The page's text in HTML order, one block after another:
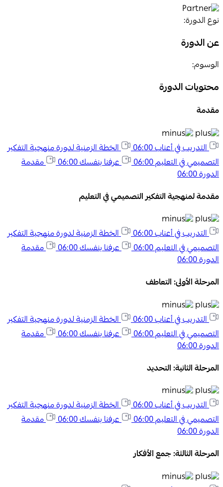
نوع الدورة:
عن الدورة
الوسوم:
محتويات الدورة
مقدمة
التدريب في أعناب06:00
الخطة الزمنية لدورة منهجية التفكير
التصميمي في التعليم06:00 عرفنا بنفسك06:00
مقدمة
الدورة06:00
مقدمة لمنهجية التفكير التصميمي في التعليم
التدريب في أعناب06:00
الخطة الزمنية لدورة منهجية التفكير
التصميمي في التعليم06:00 عرفنا بنفسك06:00
مقدمة
الدورة06:00
المرحلة الأولى: التعاطف
التدريب في أعناب06:00
الخطة الزمنية لدورة منهجية التفكير
التصميمي في التعليم06:00 عرفنا بنفسك06:00
مقدمة
الدورة06:00
المرحلة الثانية: التحديد
التدريب في أعناب06:00
الخطة الزمنية لدورة منهجية التفكير
التصميمي في التعليم06:00 عرفنا بنفسك06:00
مقدمة
الدورة06:00
المرحلة الثالثة: جمع الأفكار